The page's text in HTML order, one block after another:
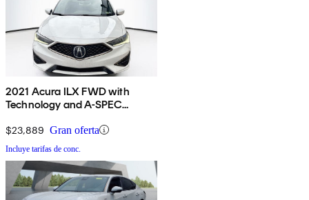
2021 Acura ILX FWD with
Technology and A-SPEC
$23,889 Gran oferta
Incluye tarifas de conc.